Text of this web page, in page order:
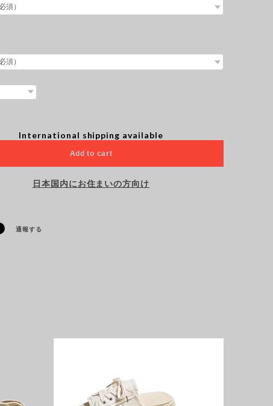
International shipping available
Add to cart
日本国内にお住まいの方向け
通報する